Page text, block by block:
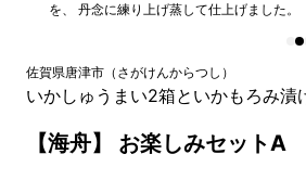
を、 丹念に練り上げ蒸して仕上げました。
佐賀県唐津市 （ さがけんからつし ）
いかしゅうまい2箱といかもろみ漬
【海舟】 お楽しみセットA